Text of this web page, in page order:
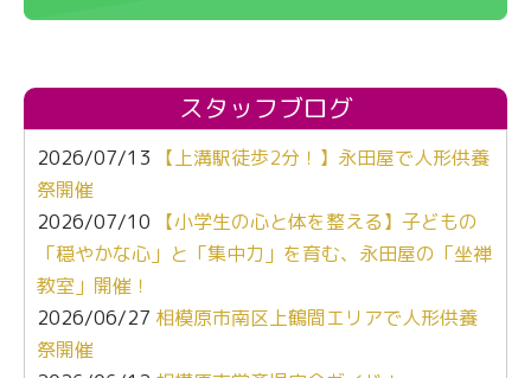
スタッフブログ
2026/07/13
【上溝駅徒歩2分！】永田屋で人形供養
祭開催
2026/07/10
【小学生の心と体を整える】子どもの
「穏やかな心」と「集中力」を育む、永田屋の「坐禅
教室」開催！
2026/06/27 相模原市南区上鶴間エリアで人形供養
祭開催